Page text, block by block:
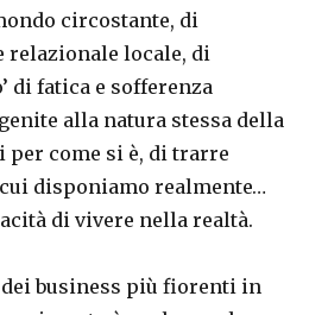
circostante, di
relazionale locale, di
di fatica e sofferenza
alla natura stessa della
per come si è, di trarre
disponiamo realmente…
di vivere nella realtà.
dei business più fiorenti in